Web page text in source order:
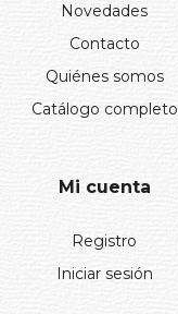
Novedades
Contacto
Quiénes somos
Catálogo completo
Mi cuenta
Registro
Iniciar sesión